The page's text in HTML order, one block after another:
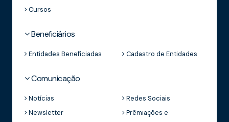
Cursos
Beneficiários
Entidades Beneficiadas Cadastro de Entidades
Comunicação
Notícias
Redes Sociais
Newsletter
Prêmiações e